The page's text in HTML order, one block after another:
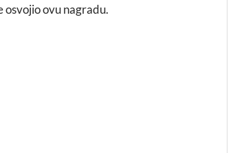
osvojio ovu nagradu.